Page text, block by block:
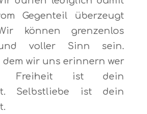
Gegenteil überzeugt
können grenzenlos
voller Sinn sein.
dem wir uns erinnern wer
Freiheit ist dein
Selbstliebe ist dein